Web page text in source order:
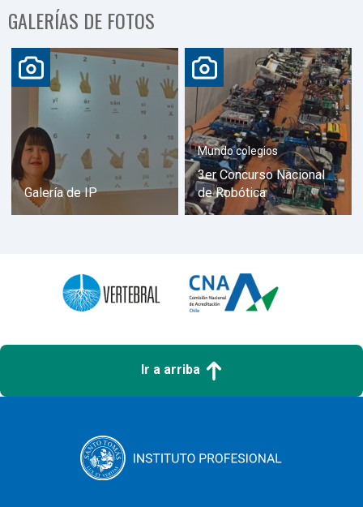
GALERÍAS DE FOTOS
Galería de IP
Mundo colegios
3er Concurso Nacional
de Robótica
Ir a arriba